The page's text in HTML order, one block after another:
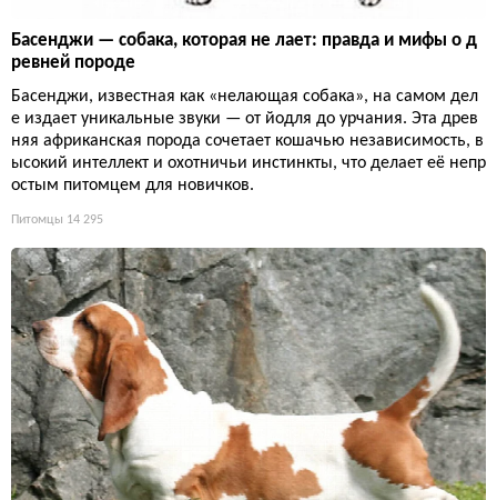
Басенджи — собака, которая не лает: правда и мифы о д
ревней породе
Басенджи, известная как «нелающая собака», на самом дел
е издает уникальные звуки — от йодля до урчания. Эта древ
няя африканская порода сочетает кошачью независимость, в
ысокий интеллект и охотничьи инстинкты, что делает её непр
остым питомцем для новичков.
Питомцы 14 295